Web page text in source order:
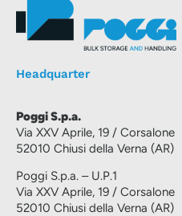
Headquarter
Poggi S.p.a.
Via XXV Aprile, 19 / Corsalone
52010 Chiusi della Verna (AR)
Poggi S.p.a. – U.P.1
Via XXV Aprile, 19 / Corsalone
52010 Chiusi della Verna (AR)